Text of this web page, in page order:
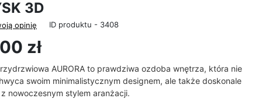
3D
opinię ID produktu - 3408
zł
AURORA to prawdziwa ozdoba wnętrza, która nie
swoim minimalistycznym designem, ale także doskonale
z nowoczesnym stylem aranżacji.